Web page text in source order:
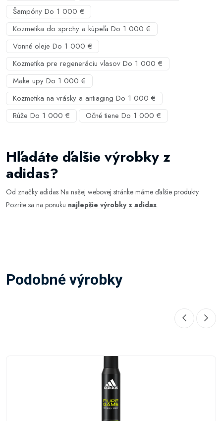
Šampóny Do 1 000 €
Kozmetika do sprchy a kúpeľa Do 1 000 €
Vonné oleje Do 1 000 €
Kozmetika pre regeneráciu vlasov Do 1 000 €
Make upy Do 1 000 €
Kozmetika na vrásky a antiaging Do 1 000 €
Rúže Do 1 000 €
Očné tiene Do 1 000 €
Hľadáte ďalšie výrobky z
adidas?
Od značky adidas Na našej webovej stránke máme ďalšie produkty.
Pozrite sa na ponuku najlepšie výrobky z adidas.
Podobné výrobky